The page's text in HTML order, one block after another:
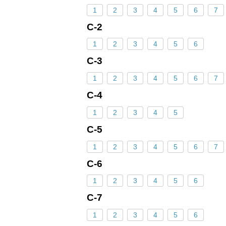
1 2 3 4 5 6 7
С-2
1 2 3 4 5 6
С-3
1 2 3 4 5 6 7
С-4
1 2 3 4 5
С-5
1 2 3 4 5 6 7
С-6
1 2 3 4 5 6
С-7
1 2 3 4 5 6